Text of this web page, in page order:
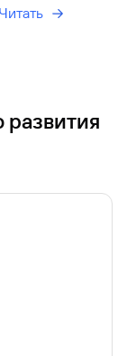
Читать
развития